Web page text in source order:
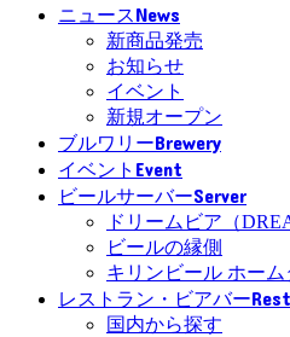
ニュースNews
新商品発売
お知らせ
イベント
新規オープン
ブルワリーBrewery
イベント Event
ビールサーバーServer
ドリームビア（
ビールの縁側
キリンビール ホーム
レストラン・ビアバー
国内から探す